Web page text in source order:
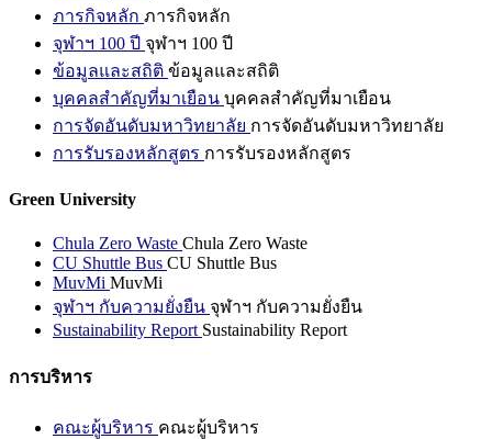
ภารกิจหลัก ภารกิจหลัก
จุฬาฯ 100 ปี จุฬาฯ 100 ปี
ข้อมูลและสถิติ ข้อมูลและสถิติ
บุคคลสำคัญที่มาเยือน บุคคลสำคัญที่มาเยือน
การจัดอันดับมหาวิทยาลัย การจัดอันดับมหาวิทยาลัย
การรับรองหลักสูตร การรับรองหลักสูตร
Green University
Chula Zero Waste Chula Zero Waste
CU Shuttle Bus CU Shuttle Bus
MuvMi MuvMi
จุฬาฯ กับความยั่งยืน จุฬาฯ กับความยั่งยืน
Sustainability Report Sustainability Report
การบริหาร
คณะผู้บริหาร คณะผู้บริหาร